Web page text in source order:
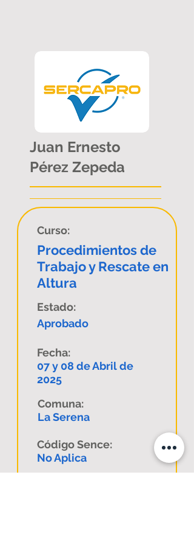
Juan Ernesto
Pérez Zepeda
Curso:
Procedimientos de
Trabajo y Rescate en
Altura
Estado:
Aprobado
Fecha:
07 y 08 de Abril de
2025
Comuna:
La Serena
Código Sence:
No Aplica